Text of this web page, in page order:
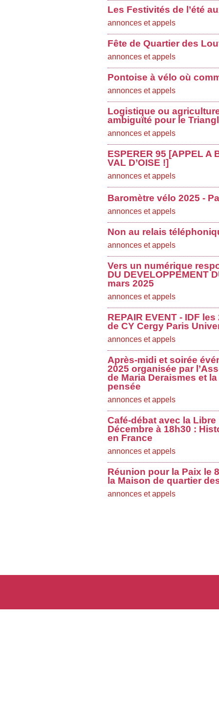
Les Festivités de l’été
annonces et appels
Fête de Quartier des
annonces et appels
Pontoise à vélo où
annonces et appels
Logistique ou
ambiguïté pour le
annonces et appels
ESPERER 95 [APPEL A
VAL D’OISE !]
annonces et appels
Baromètre vélo 2025 -
annonces et appels
Non au relais
annonces et appels
Vers un numérique
DU DEVELOPPEMENT
mars 2025
annonces et appels
REPAIR EVENT - IDF
de CY Cergy Paris
annonces et appels
Après-midi et soirée
2025 organisée par
de Maria Deraismes et
pensée
annonces et appels
Café-débat avec la Libre
Décembre à 18h30 :
en France
annonces et appels
Réunion pour la Paix le
la Maison de quartier
annonces et appels